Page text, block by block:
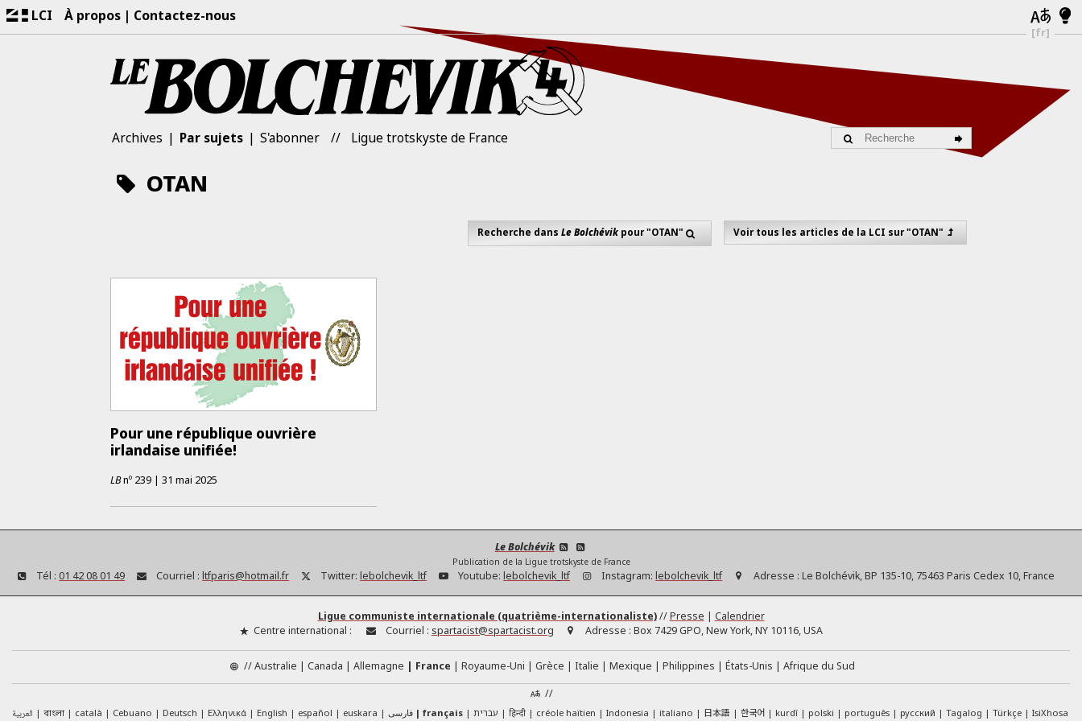
LCI À propos Contactez-nous
[fr]
Archives Par sujets S'abonner Ligue trotskyste de France
OTAN
Recherche dansLe Bolchévikpour "OTAN" Voir tous les articles de la LCI sur "OTAN"
Pour une république ouvrière
irlandaise unifiée!
LBnº 239 | 31 mai 2025
Le Bolchévik
Publication de la Ligue trotskyste de France
Tél : 01 42 08 01 49 Courriel : ltfparis@hotmail.fr Twitter: lebolchevik_ltf Youtube: lebolchevik_ltf Instagram: lebolchevik_ltf Adresse : Le Bolchévik, BP 135-10, 75463 Paris Cedex 10, France
Ligue communiste internationale (quatrième-internationaliste) //Presse | Calendrier
Centre international :
Courriel : spartacist@spartacist.org Adresse : Box 7429 GPO, New York, NY 10116, USA
//Australie Canada Allemagne France Royaume-Uni Grèce Italie Mexique Philippines États-Unis Afrique du Sud
//
العربية বাংলা català Cebuano Deutsch Ελληνικά English español euskara فارسی français עברית हिन्दी créole haïtien Indonesia italiano 日本語 한국어 kurdî polski português русский Tagalog Türkçe IsiXhosa